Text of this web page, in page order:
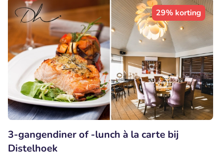
29% korting
3-gangendiner of -lunch à la carte bij
Distelhoek